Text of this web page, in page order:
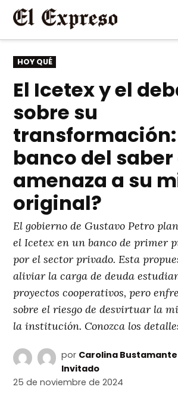
Saltar
contenido
PUBLICADO
EN
HOY QUÉ
El Icetex y el
sobre su
transformación:
banco del saber
amenaza a su
original?
El gobierno de Gustavo Petro
el Icetex en un banco de primer
por el sector privado. Esta
aliviar la carga de deuda
proyectos cooperativos, pero
sobre el riesgo de desvirtuar la
la institución. Conozca los
por Carolina Bustamante
Invitado
25 de noviembre de 2024